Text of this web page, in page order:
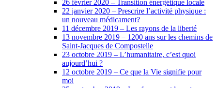
26 février 2020 – Transition énergétique locale
22 janvier 2020 – Prescrire l’activité physique :
un nouveau médicament?
11 décembre 2019 – Les rayons de la liberté
13 novembre 2019 – 1200 ans sur les chemins de
Saint-Jacques de Compostelle
23 octobre 2019 – L’humanitaire, c’est quoi
aujourd’hui ?
12 octobre 2019 – Ce que la Vie signifie pour
moi